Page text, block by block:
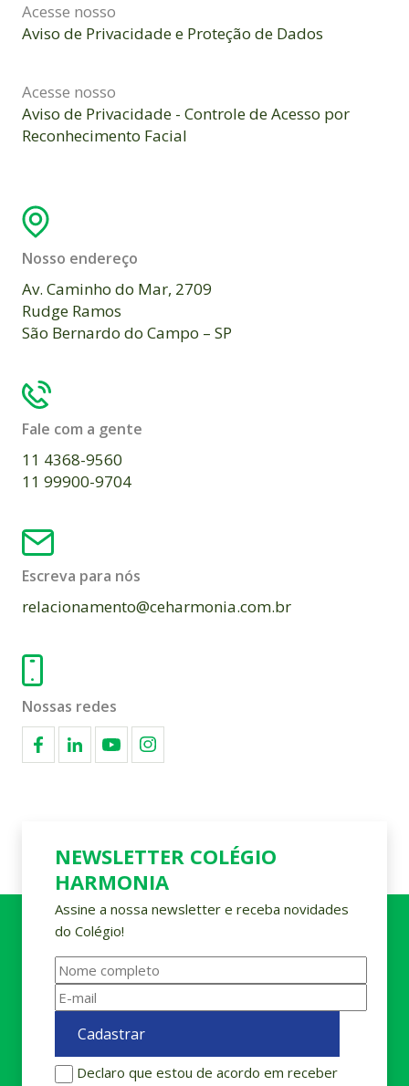
Acesse nosso
Aviso de Privacidade e Proteção de Dados
Acesse nosso
Aviso de Privacidade - Controle de Acesso por
Reconhecimento Facial
Nosso endereço
Av. Caminho do Mar, 2709
Rudge Ramos
São Bernardo do Campo – SP
Fale com a gente
11 4368-9560
11 99900-9704
Escreva para nós
relacionamento@ceharmonia.com.br
Nossas redes
NEWSLETTER COLÉGIO
HARMONIA
Assine a nossa newsletter e receba novidades
do Colégio!
Declaro que estou de acordo em receber